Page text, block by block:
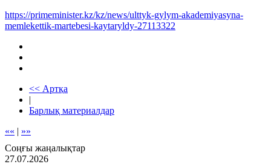
https://primeminister.kz/kz/news/ulttyk-gylym-akademiyasyna-
memlekettik-martebesi-kaytaryldy-27113322
<< Артқа
|
Барлық материалдар
«« | »»
Соңғы жаңалықтар
27.07.2026